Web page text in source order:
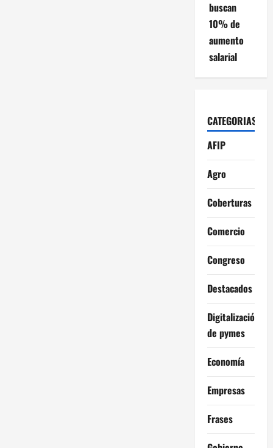
buscan
10% de
aumento
salarial
CATEGORIAS
AFIP
Agro
Coberturas
Comercio
Congreso
Destacados
Digitalización
de pymes
Economía
Empresas
Frases